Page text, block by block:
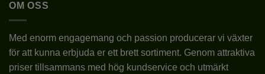
TYP
LATIN RHODODENDRON
SORT GEISHA PURPLE
alternativen
kan
väljas
OM OSS
Med enorm engagemang och passion producerar vi växter
för att kunna erbjuda er ett brett sortiment. Genom attraktiva
priser tillsammans med hög kundservice och utmärkt